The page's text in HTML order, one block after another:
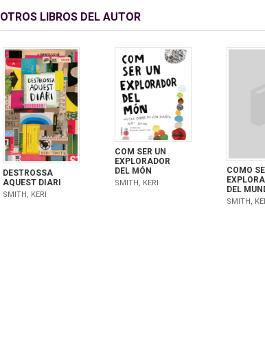
OTROS LIBROS DEL AUTOR
DESTROSSA
AQUEST DIARI
SMITH, KERI
COM SER UN
EXPLORADOR
DEL MÓN
SMITH, KERI
COMO
DEL
SMITH,